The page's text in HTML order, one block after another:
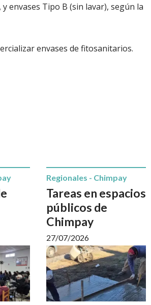
envases Tipo B (sin lavar), según la
envases de fitosanitarios.
Tareas en espacios
públicos de
Chimpay
Regionales - Chimpay
27/07/2026